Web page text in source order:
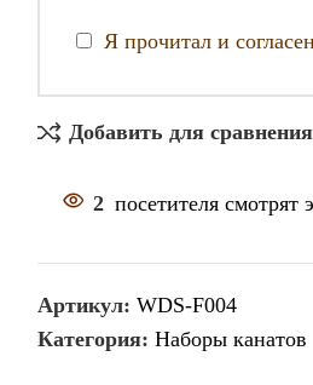
Я прочитал и согласен
Добавить для сравнения
2 посетителя смотрят
Артикул: WDS-F004
Категория: Наборы канатов